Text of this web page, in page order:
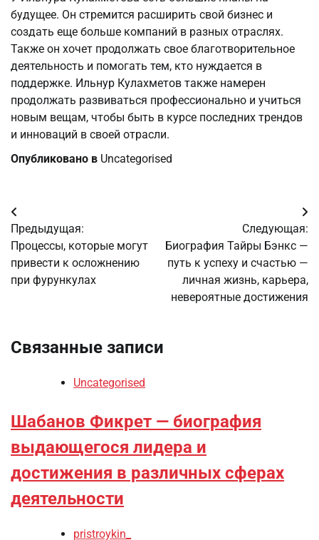
будущее. Он стремится расширить свой бизнес и
создать еще больше компаний в разных отраслях.
Также он хочет продолжать свое благотворительное
деятельность и помогать тем, кто нуждается в
поддержке. Ильнур Кулахметов также намерен
продолжать развиваться профессионально и учиться
новым вещам, чтобы быть в курсе последних трендов
и инноваций в своей отрасли.
Опубликовано в Uncategorised
Навигация
по
записям
Предыдущая:
Процессы, которые могут
привести к осложнению
при фурункулах
Следующая:
Биография Тайры Бэнкс —
путь к успеху и счастью —
личная жизнь, карьера,
невероятные достижения
Связанные записи
Uncategorised
Шабанов Фикрет — биография
выдающегося лидера и
достижения в различных сферах
деятельности
pristroykin_